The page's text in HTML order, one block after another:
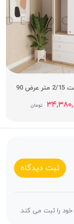
90
تومان
ثبت دیدگاه
خود را ثبت می کند.